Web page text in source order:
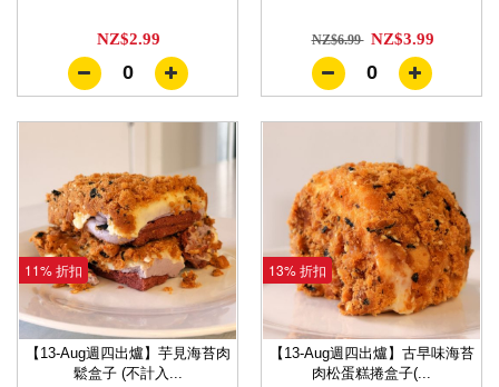
NZ$2.99
0
NZ$6.99 NZ$3.99
0
11% 折扣
【13-Aug週四出爐】芋見海苔肉
鬆盒子 (不計入...
13% 折扣
【13-Aug週四出爐】古早味海苔
肉松蛋糕捲盒子(...